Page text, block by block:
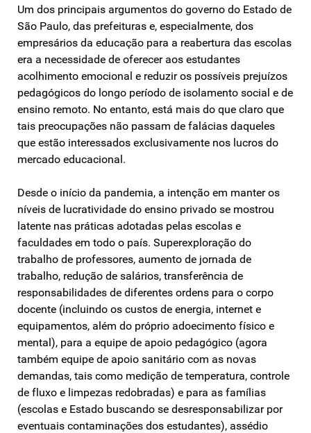
Um dos principais argumentos do governo do Estado de
São Paulo, das prefeituras e, especialmente, dos
empresários da educação para a reabertura das escolas
era a necessidade de oferecer aos estudantes
acolhimento emocional e reduzir os possíveis prejuízos
pedagógicos do longo período de isolamento social e de
ensino remoto. No entanto, está mais do que claro que
tais preocupações não passam de falácias daqueles
que estão interessados exclusivamente nos lucros do
mercado educacional.
Desde o início da pandemia, a intenção em manter os
níveis de lucratividade do ensino privado se mostrou
latente nas práticas adotadas pelas escolas e
faculdades em todo o país. Superexploração do
trabalho de professores, aumento de jornada de
trabalho, redução de salários, transferência de
responsabilidades de diferentes ordens para o corpo
docente (incluindo os custos de energia, internet e
equipamentos, além do próprio adoecimento físico e
mental), para a equipe de apoio pedagógico (agora
também equipe de apoio sanitário com as novas
demandas, tais como medição de temperatura, controle
de fluxo e limpezas redobradas) e para as famílias
(escolas e Estado buscando se desresponsabilizar por
eventuais contaminações dos estudantes), assédio